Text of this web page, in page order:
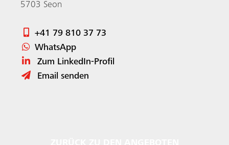
5703 Seon
+41 79 810 37 73
WhatsApp
Zum LinkedIn-Profil
Email senden